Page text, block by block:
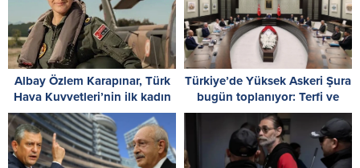
Albay Özlem Karapınar, Türk
Hava Kuvvetleri’nin ilk kadın
paşası oldu
Türkiye’de Yüksek Askeri Şura
bugün toplanıyor: Terfi ve
atama kararları masada